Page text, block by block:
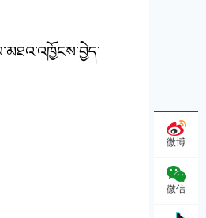
微博
微信